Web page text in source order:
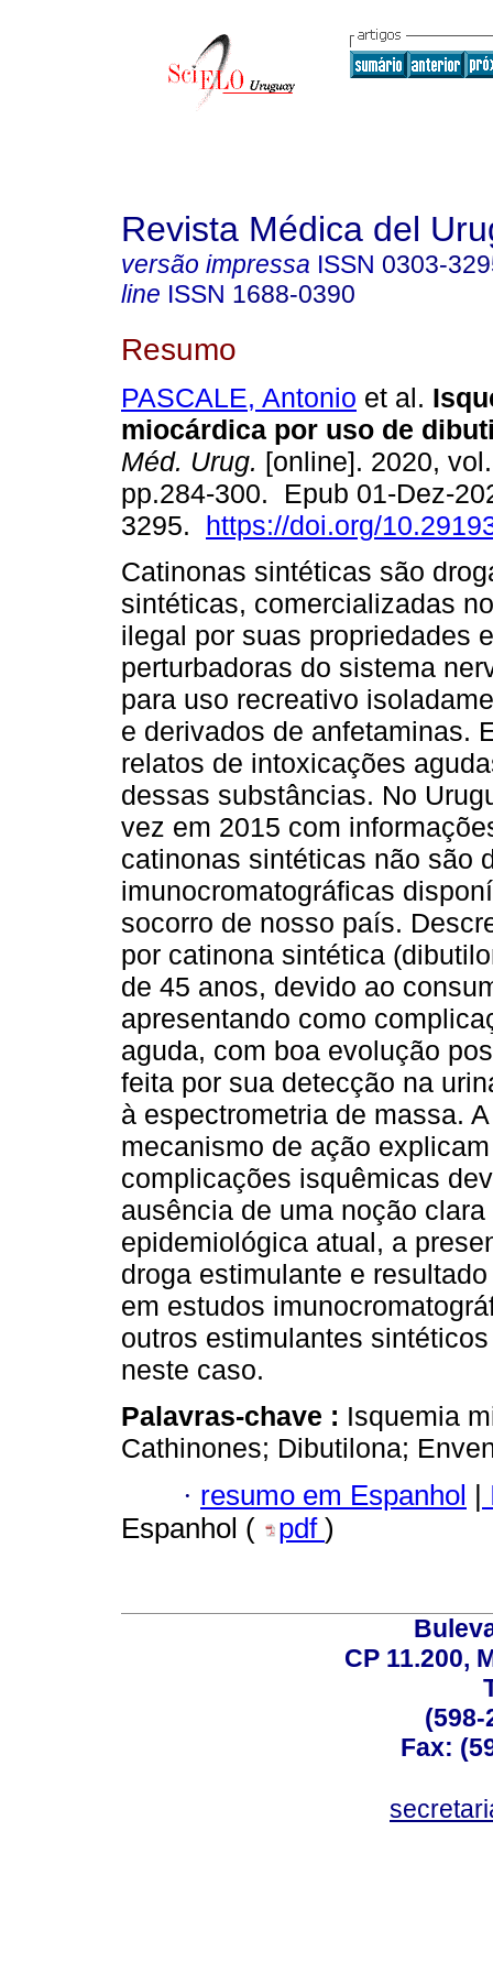
Revista Médica del
versão impressa ISSN 0303-
line ISSN 1688-0390
Resumo
PASCALE, Antonio et al.
miocárdica por uso de
Méd. Urug. [online]. 2020,
pp.284-300. Epub 01-Dez-
3295. https://doi.org/
Catinonas sintéticas são
sintéticas, comercializadas
ilegal por suas propriedades
perturbadoras do sistema
para uso recreativo
e derivados de anfetaminas.
relatos de intoxicações
dessas substâncias. No
vez em 2015 com
catinonas sintéticas não são
imunocromatográficas
socorro de nosso país.
por catinona sintética
de 45 anos, devido ao
apresentando como
aguda, com boa evolução
feita por sua detecção na
à espectrometria de massa.
mecanismo de ação
complicações isquêmicas
ausência de uma noção
epidemiológica atual, a
droga estimulante e
em estudos
outros estimulantes
neste caso.
Palavras-chave : Isquemia
Cathinones; Dibutilona;
· resumo em Espanhol |
Espanhol (
pdf )
CP 11.200,
(598-
Fax: